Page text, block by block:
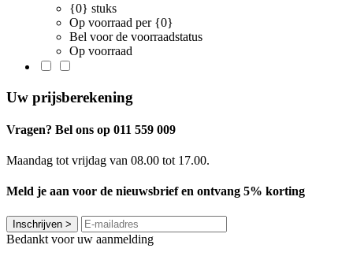
{0} stuks
Op voorraad per {0}
Bel voor de voorraadstatus
Op voorraad
Uw prijsberekening
Vragen? Bel ons op 011 559 009
Maandag tot vrijdag van 08.00 tot 17.00.
Meld je aan voor de nieuwsbrief en ontvang 5% korting
Inschrijven >
Bedankt voor uw aanmelding